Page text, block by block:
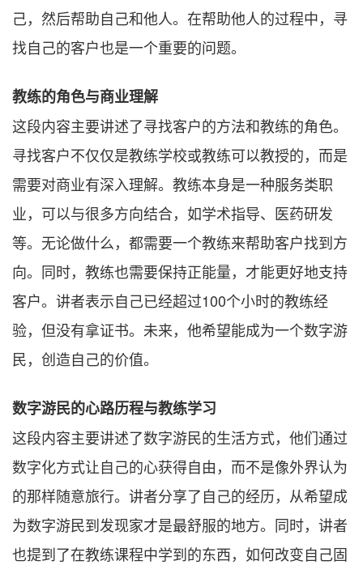
己，然后帮助自己和他人。在帮助他人的过程中，寻
找自己的客户也是一个重要的问题。
教练的角色与商业理解
这段内容主要讲述了寻找客户的方法和教练的角色。
寻找客户不仅仅是教练学校或教练可以教授的，而是
需要对商业有深入理解。教练本身是一种服务类职
业，可以与很多方向结合，如学术指导、医药研发
等。无论做什么，都需要一个教练来帮助客户找到方
向。同时，教练也需要保持正能量，才能更好地支持
客户。讲者表示自己已经超过100个小时的教练经
验，但没有拿证书。未来，他希望能成为一个数字游
民，创造自己的价值。
数字游民的心路历程与教练学习
这段内容主要讲述了数字游民的生活方式，他们通过
数字化方式让自己的心获得自由，而不是像外界认为
的那样随意旅行。讲者分享了自己的经历，从希望成
为数字游民到发现家才是最舒服的地方。同时，讲者
也提到了在教练课程中学到的东西，如何改变自己固